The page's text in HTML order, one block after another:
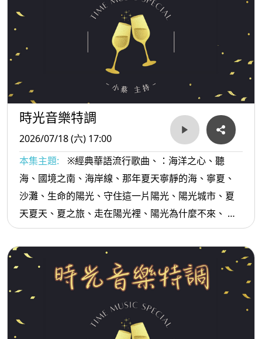
時光音樂特調
2026/07/18 (六) 17:00
本集主題:
※經典華語流行歌曲、：海洋之心、聽
海、國境之南、海岸線、那年夏天寧靜的海、寧夏、
沙灘、生命的陽光、守住這一片陽光、陽光城市、夏
天夏天、夏之旅、走在陽光裡、陽光為什麼不來、 夏
夜燃燒的夢...等。